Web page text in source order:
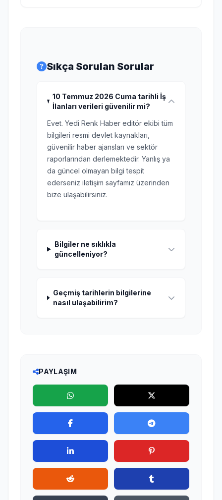
Sıkça Sorulan Sorular
10 Temmuz 2026 Cuma tarihli İş
İlanları verileri güvenilir mi?
Evet. Yedi Renk Haber editör ekibi tüm
bilgileri resmi devlet kaynakları,
güvenilir haber ajansları ve sektör
raporlarından derlemektedir. Yanlış ya
da güncel olmayan bilgi tespit
ederseniz iletişim sayfamız üzerinden
bize ulaşabilirsiniz.
Bilgiler ne sıklıkla
güncelleniyor?
Geçmiş tarihlerin bilgilerine
nasıl ulaşabilirim?
PAYLAŞIM